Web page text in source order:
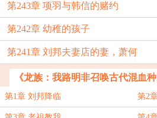
第243章 项羽与韩信的赌约
第242章 幼稚的孩子
第241章 刘邦夫妻店的妻，萧何
《龙族：我路明非召唤古代混血
第1章 刘邦降临 第2